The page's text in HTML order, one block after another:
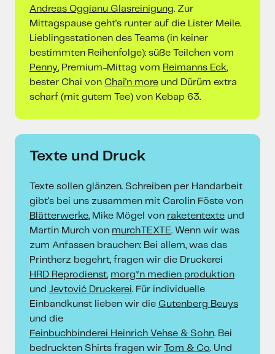
Andreas Oggianu Glasreinigung. Zur
Mittagspause geht's runter auf die Lister Meile.
Lieblingsstationen des Teams (in keiner
bestimmten Reihenfolge): süße Teilchen vom
Penny, Premium-Mittag vom Reimanns Eck,
bester Chai von Chai'n more und Dürüm extra
scharf (mit gutem Tee) von Kebap 63.
Texte und Druck
Texte sollen glänzen. Schreiben per Handarbeit
gibt's bei uns zusammen mit Carolin Föste von
Blätterwerke, Mike Mögel von raketentexte und
Martin Murch von murchTEXTE. Wenn wir was
zum Anfassen brauchen: Bei allem, was das
Printherz begehrt, fragen wir die Druckerei
HRD Reprodienst, morg*n medien produktion
und
Jevtović Druckerei. Für individuelle
Einbandkunst lieben wir die Gutenberg Beuys
und die
Feinbuchbinderei Heinrich Vehse & Sohn. Bei
bedruckten Shirts fragen wir
Tom & Co. Und